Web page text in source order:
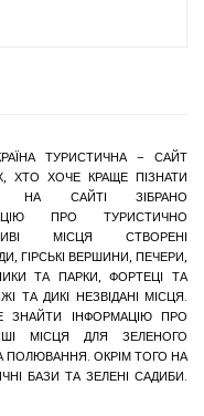
ТУРИСТИЧНА – САЙТ
ХТО ХОЧЕ КРАЩЕ ПІЗНАТИ
НА САЙТІ ЗІБРАНО
ПРО ТУРИСТИЧНО
МІСЦЯ СТВОРЕНІ
ГІРСЬКІ ВЕРШИНИ, ПЕЧЕРИ,
ТА ПАРКИ, ФОРТЕЦІ ТА
ТА ДИКІ НЕЗВІДАНІ МІСЦЯ.
ІНФОРМАЦІЮ ПРО
МІСЦЯ ДЛЯ ЗЕЛЕНОГО
ОКРІМ ТОГО НА
БАЗИ ТА ЗЕЛЕНІ САДИБИ.